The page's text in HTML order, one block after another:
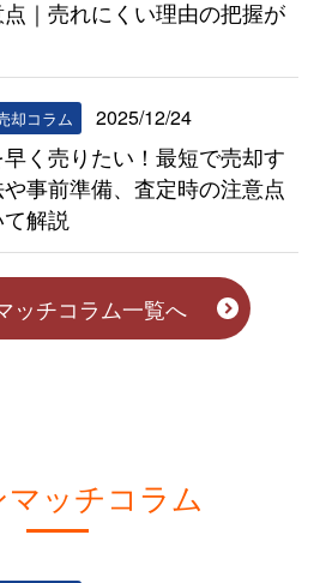
｜売れにくい理由の把握が
却コラム 2025/12/24
く売りたい！最短で売却す
事前準備、査定時の注意点
解説
ッチコラム一覧へ
マッチコラム